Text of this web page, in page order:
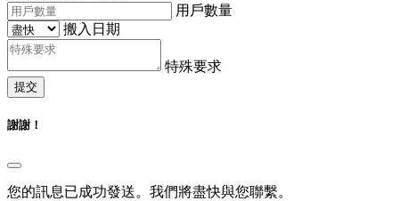
用戶數量
搬入日期
特殊要求
提交
謝謝！
您的訊息已成功發送。我們將盡快與您聯繫。